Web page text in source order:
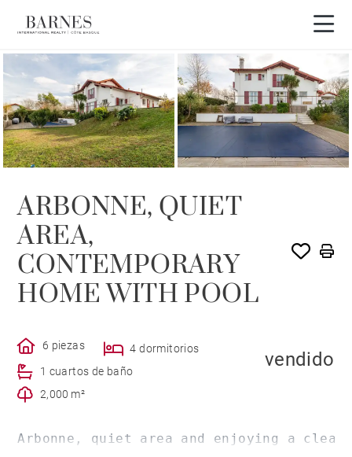
VENDIDO POR BARNES
ARBONNE, QUIET
AREA,
CONTEMPORARY
HOME WITH POOL
6 piezas
4 dormitorios
1 cuartos de baño
2,000 m²
vendido
Arbonne, quiet area and enjoying a clear